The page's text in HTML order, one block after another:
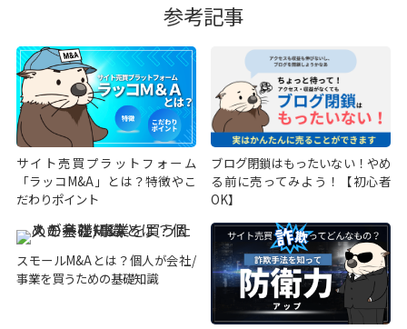
参考記事
サイト売買プラットフォーム
「ラッコM&A」とは？特徴やこ
だわりポイント
ブログ閉鎖はもったいない！やめ
る前に売ってみよう！【初心者
OK】
スモールM&Aとは？個人が会社/
事業を買うための基礎知識